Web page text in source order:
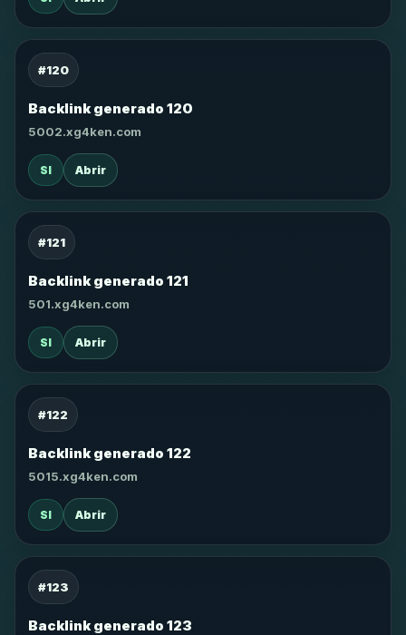
#120
Backlink generado 120
5002.xg4ken.com
SI Abrir
#121
Backlink generado 121
501.xg4ken.com
SI Abrir
#122
Backlink generado 122
5015.xg4ken.com
SI Abrir
#123
Backlink generado 123